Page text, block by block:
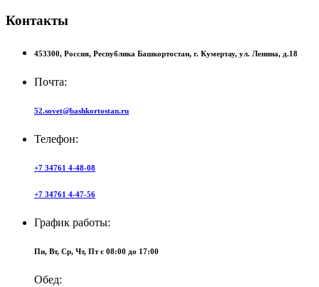
Контакты
453300, Россия, Республика Башкортостан, г. Кумертау, ул. Ленина, д.18
Почта:
52.sovet@bashkortostan.ru
Телефон:
+7 34761 4-48-08
+7 34761 4-47-56
График работы:
Пн, Вт, Ср, Чт, Пт c 08:00 до 17:00
Обед: